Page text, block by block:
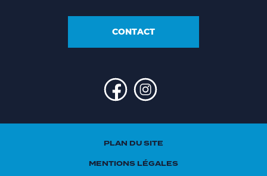
CONTACT
PLAN DU SITE
MENTIONS LÉGALES